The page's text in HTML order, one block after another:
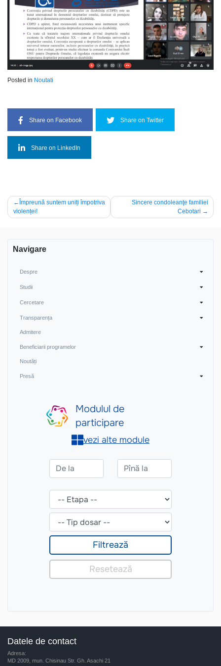
Posted in Noutati
Share on Facebook Share on Twitter
Share on LinkedIn
Navigare
în
Împreună suntem uniți împotriva
violenței!
Sincere condoleanţe familiei
Cebotari
Navigare
Despre
Studii
Cercetare
Transparența
Admitere
Beneficiarii programelor
Noutăți
Presă
Datele de contact
Adresa:
MD 2009, mun. Chisinau Str. Gh. Asachi 21